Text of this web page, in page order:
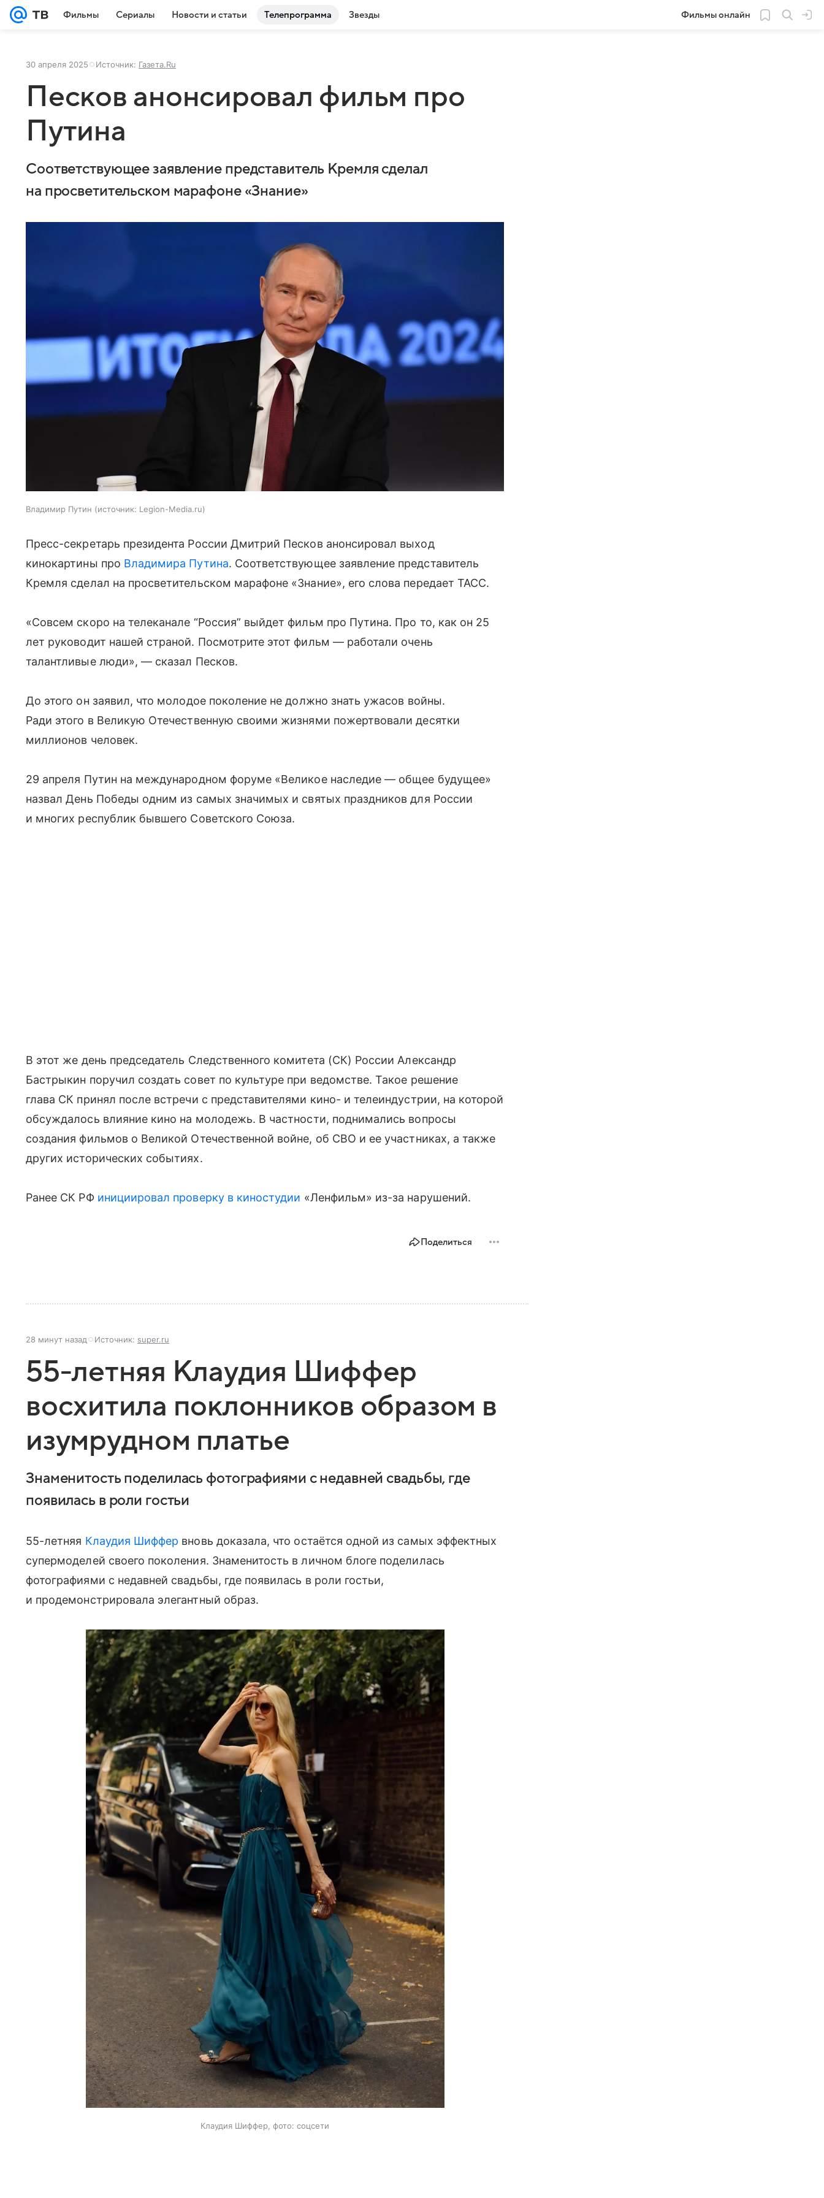
Фильмы Сериалы Новости и статьи Телепрограмма Звезды Фильмы онлайн
30 апреля 2025 Источник: Газета.Ru
Песков анонсировал фильм про
Путина
Соответствующее заявление представитель Кремля сделал
на просветительском марафоне «Знание»
Владимир Путин источник: Legion-Media.ru
Пресс-секретарь президента России Дмитрий Песков анонсировал выход
кинокартины про Владимира Путина. Соответствующее заявление представитель
Кремля сделал на просветительском марафоне «Знание», его слова передает ТАСС.
«Совсем скоро на телеканале “Россия” выйдет фильм про Путина. Про то, как он 25
лет руководит нашей страной. Посмотрите этот фильм — работали очень
талантливые люди», — сказал Песков.
До этого он заявил, что молодое поколение не должно знать ужасов войны.
Ради этого в Великую Отечественную своими жизнями пожертвовали десятки
миллионов человек.
29 апреля Путин на международном форуме «Великое наследие — общее будущее»
назвал День Победы одним из самых значимых и святых праздников для России
и многих республик бывшего Советского Союза.
В этот же день председатель Следственного комитета (СК) России Александр
Бастрыкин поручил создать совет по культуре при ведомстве. Такое решение
глава СК принял после встречи с представителями кино- и телеиндустрии, на которой
обсуждалось влияние кино на молодежь. В частности, поднимались вопросы
создания фильмов о Великой Отечественной войне, об СВО и ее участниках, а также
других исторических событиях.
Ранее СК РФ инициировал проверку в киностудии «Ленфильм» из-за нарушений.
Поделиться
28 минут назад Источник: super.ru
55-летняя Клаудия Шиффер
восхитила поклонников образом в
изумрудном платье
Знаменитость поделилась фотографиями с недавней свадьбы, где
появилась в роли гостьи
55-летняя Клаудия Шиффер вновь доказала, что остаётся одной из самых эффектных
супермоделей своего поколения. Знаменитость в личном блоге поделилась
фотографиями с недавней свадьбы, где появилась в роли гостьи,
и продемонстрировала элегантный образ.
Клаудия Шиффер, фото: соцсети